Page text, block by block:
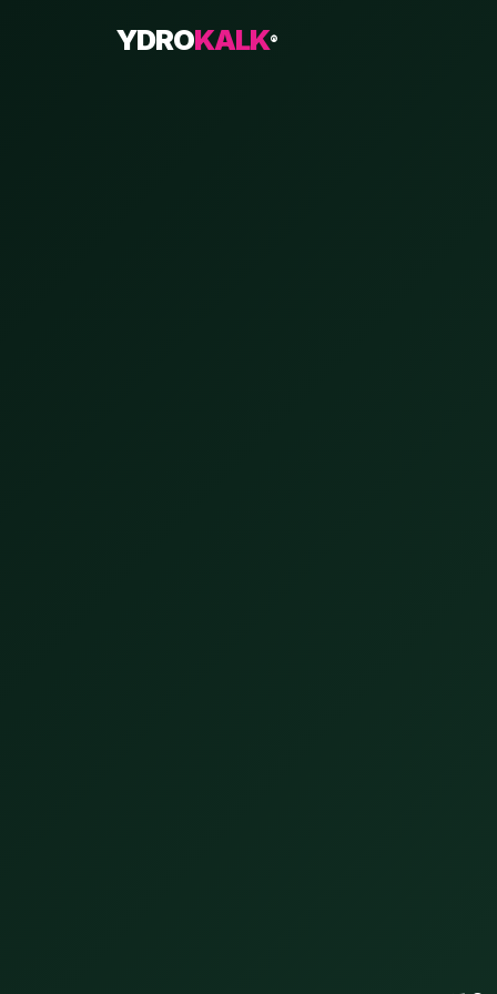
YDROKALK®